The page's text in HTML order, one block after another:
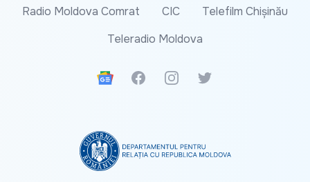
Radio Moldova Comrat
CIC
Telefilm Chișinău
Teleradio Moldova
Google News
FacebookInstagramTwitter